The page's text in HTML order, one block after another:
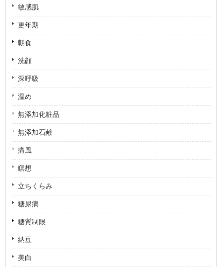
敏感肌
更年期
朝食
洗顔
深呼吸
温め
無添加化粧品
無添加石鹸
痛風
瞑想
立ちくらみ
糖尿病
糖質制限
納豆
美白